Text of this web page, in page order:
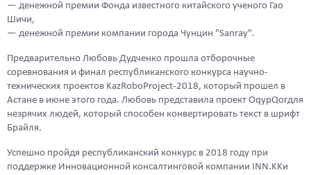
— денежной премии Фонда известного китайского ученого Гао
Шичи,
— денежной премии компании города Чунцин "Sanray".
Предварительно Любовь Дудченко прошла отборочные
соревнования и финал республиканского конкурса научно-
технических проектов KazRoboProject-2018, который прошел в
Астане в июне этого года. Любовь представила проект OqypQorдля
незрячих людей, который способен конвертировать текст в шрифт
Брайля.
Успешно пройдя республиканский конкурс в 2018 году при
поддержке Инновационной консалтинговой компании INN.KKи